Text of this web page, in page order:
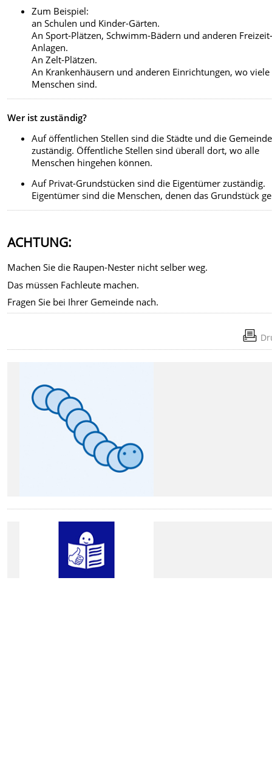
Zum Beispiel:
an Schulen und Kinder-Gärten.
An Sport-Plätzen, Schwimm-Bädern und anderen
Anlagen.
An Zelt-Plätzen.
An Krankenhäusern und anderen Einrichtungen, wo viele
Menschen sind.
Wer ist zuständig?
Auf öffentlichen Stellen sind die Städte und die
zuständig. Öffentliche Stellen sind überall dort, wo alle
Menschen hingehen können.
Auf Privat-Grundstücken sind die Eigentümer zuständig.
Eigentümer sind die Menschen, denen das Grundstück
ACHTUNG:
Machen Sie die Raupen-Nester nicht selber weg.
Das müssen Fachleute machen.
Fragen Sie bei Ihrer Gemeinde nach.